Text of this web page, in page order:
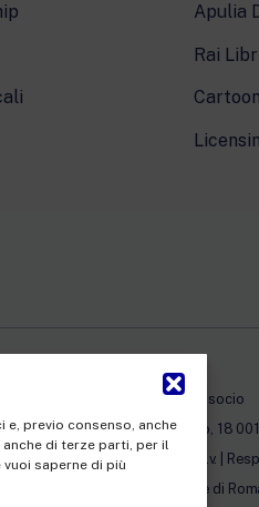
previo consenso, anche
di terze parti, per il
saperne di più
Apulia
Rai
Com S.p.A. - Società con unico socio
Legale: Via Umberto Novaro, 18
sociale €10.320.000,00 i.v. |
del Registro delle Imprese di